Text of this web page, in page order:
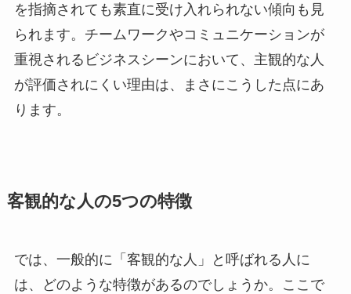
を指摘されても素直に受け入れられない傾向も見
られます。チームワークやコミュニケーションが
重視されるビジネスシーンにおいて、主観的な人
が評価されにくい理由は、まさにこうした点にあ
ります。
客観的な人の5つの特徴
では、一般的に「客観的な人」と呼ばれる人に
は、どのような特徴があるのでしょうか。ここで